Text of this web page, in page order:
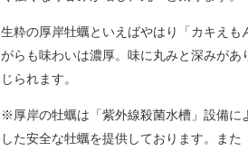
生粋の厚岸牡蠣といえばやはり「カキえも
がらも味わいは濃厚。味に丸みと深みがあ
じられます。
※厚岸の牡蠣は「紫外線殺菌水槽」設備に
した安全な牡蠣を提供しております。また